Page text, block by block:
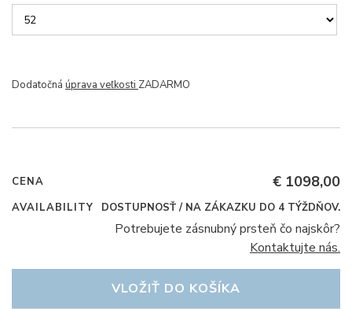
Dodatočná úprava veľkosti ZADARMO
CENA € 1098,00
AVAILABILITY DOSTUPNOSŤ / NA ZÁKAZKU DO 4 TÝŽDŇOV.
Potrebujete zásnubný prsteň čo najskôr?
Kontaktujte nás.
VLOŽIŤ DO KOŠÍKA